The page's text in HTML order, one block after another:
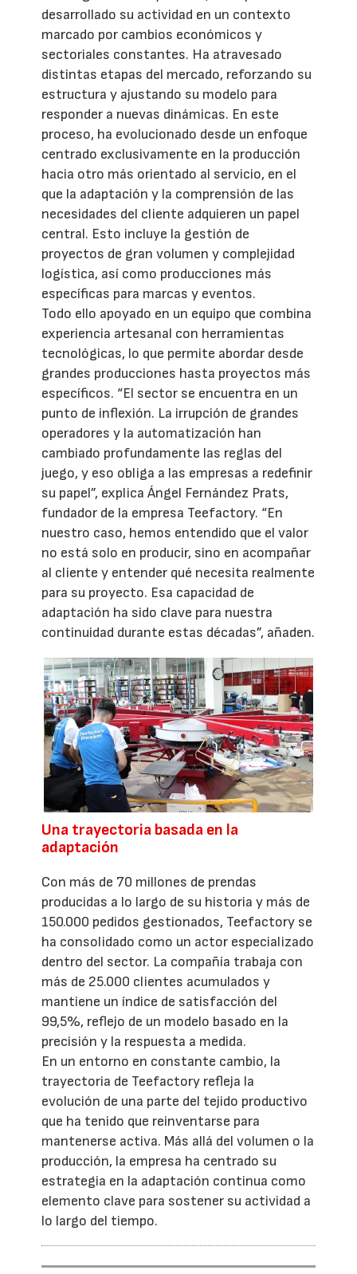
desarrollado su actividad en un contexto
marcado por cambios económicos y
sectoriales constantes. Ha atravesado
distintas etapas del mercado, reforzando su
estructura y ajustando su modelo para
responder a nuevas dinámicas. En este
proceso, ha evolucionado desde un enfoque
centrado exclusivamente en la producción
hacia otro más orientado al servicio, en el
que la adaptación y la comprensión de las
necesidades del cliente adquieren un papel
central. Esto incluye la gestión de
proyectos de gran volumen y complejidad
logística, así como producciones más
específicas para marcas y eventos.
Todo ello apoyado en un equipo que combina
experiencia artesanal con herramientas
tecnológicas, lo que permite abordar desde
grandes producciones hasta proyectos más
específicos. “El sector se encuentra en un
punto de inflexión. La irrupción de grandes
operadores y la automatización han
cambiado profundamente las reglas del
juego, y eso obliga a las empresas a redefinir
su papel”, explica Ángel Fernández Prats,
fundador de la empresa Teefactory. “En
nuestro caso, hemos entendido que el valor
no está solo en producir, sino en acompañar
al cliente y entender qué necesita realmente
para su proyecto. Esa capacidad de
adaptación ha sido clave para nuestra
continuidad durante estas décadas”, añaden.
Una trayectoria basada en la
adaptación
Con más de 70 millones de prendas
producidas a lo largo de su historia y más de
150.000 pedidos gestionados, Teefactory se
ha consolidado como un actor especializado
dentro del sector. La compañía trabaja con
más de 25.000 clientes acumulados y
mantiene un índice de satisfacción del
99,5%, reflejo de un modelo basado en la
precisión y la respuesta a medida.
En un entorno en constante cambio, la
trayectoria de Teefactory refleja la
evolución de una parte del tejido productivo
que ha tenido que reinventarse para
mantenerse activa. Más allá del volumen o la
producción, la empresa ha centrado su
estrategia en la adaptación continua como
elemento clave para sostener su actividad a
lo largo del tiempo.